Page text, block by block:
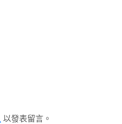
以發表留言。